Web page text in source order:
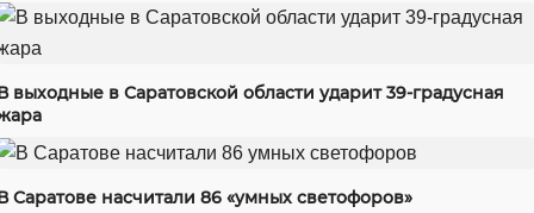
выходные в Саратовской области ударит 39-градусная
Саратове насчитали 86 «умных светофоров»